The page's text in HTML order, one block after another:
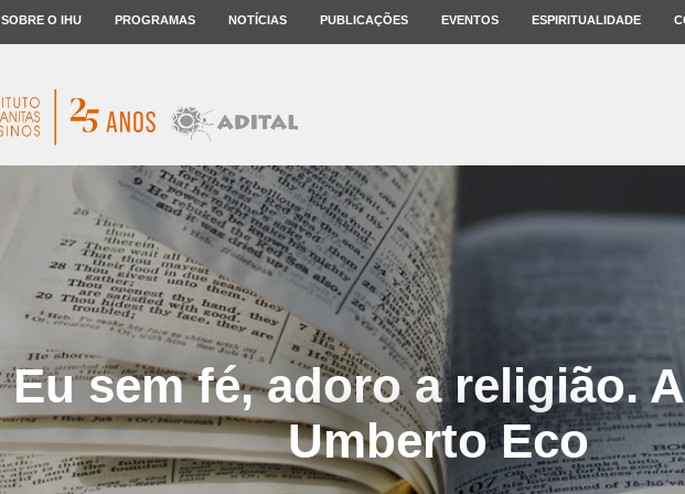
SOBRE O IHU PROGRAMAS NOTÍCIAS PUBLICAÇÕES EVENTOS ESPIRITUALIDADE
Eu sem fé, adoro a religião.
Umberto Eco